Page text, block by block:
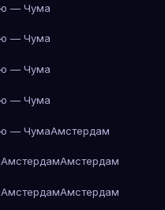
— Чума
— Чума
— Чума
— Чума
— ЧумаАмстердам
АмстердамАмстердам
АмстердамАмстердам